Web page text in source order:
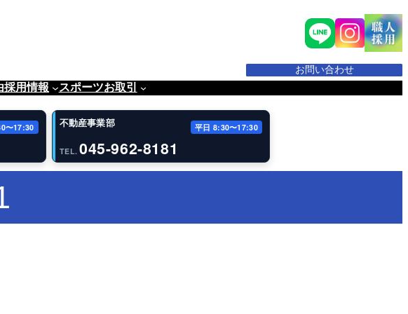
お問い合わせ
採用情報 スポーツお取引
〜17:30 不動産事業部 平日 8:30〜17:30
TEL. 045-962-8181